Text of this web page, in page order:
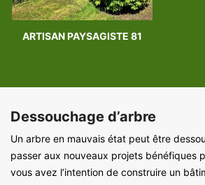
ARTISAN PAYSAGISTE 81
Dessouchage d’arbre
Un arbre en mauvais état peut être
passer aux nouveaux projets bénéfiques
vous avez l’intention de construire un